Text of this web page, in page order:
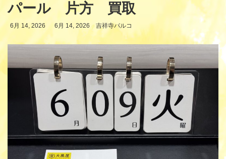
パール 片方 買取
6月 14, 2026
最
更
日
時
:
6月 14, 2026 吉祥寺パルコ